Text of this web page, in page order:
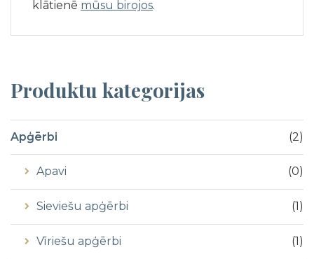
klātienē mūsu birojos.
Produktu kategorijas
(2)
Apģērbi
(0)
Apavi
(1)
Sieviešu apģērbi
(1)
Vīriešu apģērbi